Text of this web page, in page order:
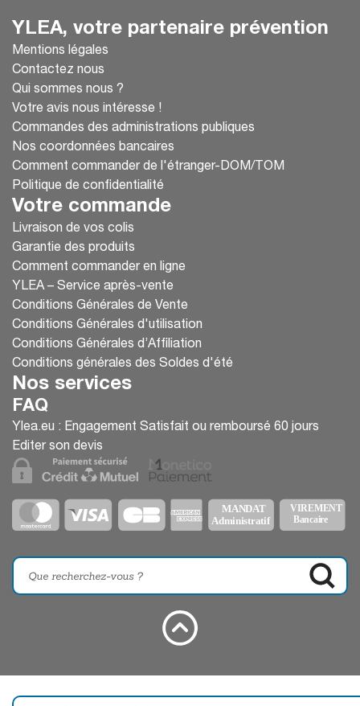
YLEA, votre partenaire prévention
Mentions légales
Contactez nous
Qui sommes nous ?
Votre avis nous intéresse !
Commandes des administrations publiques
Nos coordonnées bancaires
Comment commander de l'étranger-DOM/TOM
Politique de confidentialité
Votre commande
Livraison de vos colis
Garantie des produits
Comment commander en ligne
YLEA – Service après-vente
Conditions Générales de Vente
Conditions Générales d'utilisation
Conditions Générales d’Affiliation
Conditions générales des Soldes d'été
Nos services
FAQ
Ylea.eu : Engagement Satisfait ou remboursé 60 jours
Editer son devis